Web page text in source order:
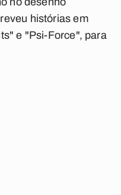
histórias em
e "Psi-Force", para